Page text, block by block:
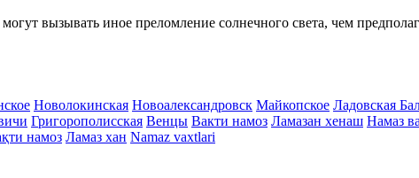
вызывать иное преломление солнечного света, чем
Новолокинская Новоалександровск Майкопское Ладовская
Григорополисская Венцы Вакти намоз Ламазан хенаш Намаз
намоз Ламаз хан Namaz vaxtlari